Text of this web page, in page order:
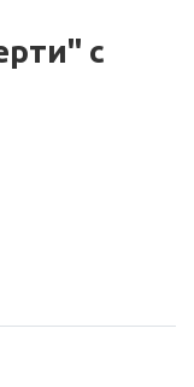
с